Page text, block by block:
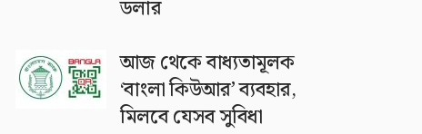
ডলার
আজ থেকে বাধ্যতামূলক
‘বাংলা কিউআর’ ব্যবহার,
মিলবে যেসব সুবিধা